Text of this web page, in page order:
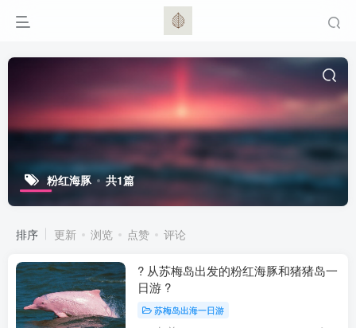
粉红海豚 共1篇
排序 更新 浏览 点赞 评论
? 从苏梅岛出发的粉红海豚和猪猪岛一
日游 ?
苏梅岛出海一日游